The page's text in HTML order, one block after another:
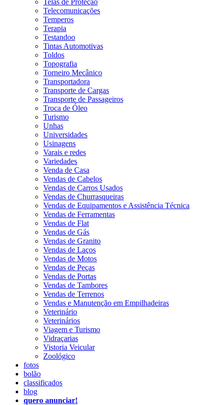
Telas de Proteção
Telecomunicações
Temperos
Terapia
Testandoo
Tintas Automotivas
Toldos
Topografia
Torneiro Mecânico
Transportadora
Transporte de Cargas
Transporte de Passageiros
Troca de Óleo
Turismo
Unhas
Universidades
Usinagens
Varais e redes
Variedades
Venda de Casa
Vendas de Cabelos
Vendas de Carros Usados
Vendas de Churrasqueiras
Vendas de Equipamentos e Assistência Técnica
Vendas de Ferramentas
Vendas de Flat
Vendas de Gás
Vendas de Granito
Vendas de Laços
Vendas de Motos
Vendas de Peças
Vendas de Portas
Vendas de Tambores
Vendas de Terrenos
Vendas e Manutenção em Empilhadeiras
Veterinário
Veterinários
Viagem e Turismo
Vidraçarias
Vistoria Veicular
Zoológico
fotos
bolão
classificados
blog
quero anunciar!